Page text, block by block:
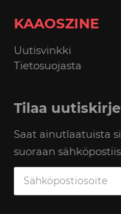
KAAOSZINE
Uutisvinkki
Tietosuojasta
Tilaa uutiskirje
Saat ainutlaatuista
suoraan